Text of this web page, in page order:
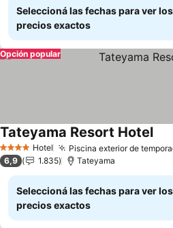
Seleccioná las fechas para ver los
precios exactos
Opción popular
4 EstrellasHotel Piscina exterior de
Tateyama Resort Hotel
6,9 1.835 Tateyama
Seleccioná las fechas para ver los
precios exactos